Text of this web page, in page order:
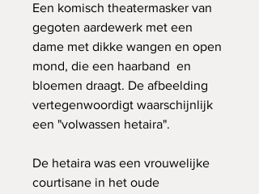
Een komisch theatermasker van
gegoten aardewerk met een
dame met dikke wangen en open
mond, die een haarband en
bloemen draagt. De afbeelding
vertegenwoordigt waarschijnlijk
een "volwassen hetaira".
De hetaira was een vrouwelijke
courtisane in het oude